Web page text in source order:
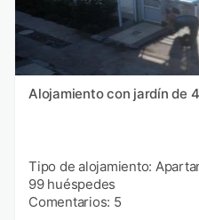
Alojamiento con jardín de
Tipo de alojamiento:
99 huéspedes
Comentarios: 5